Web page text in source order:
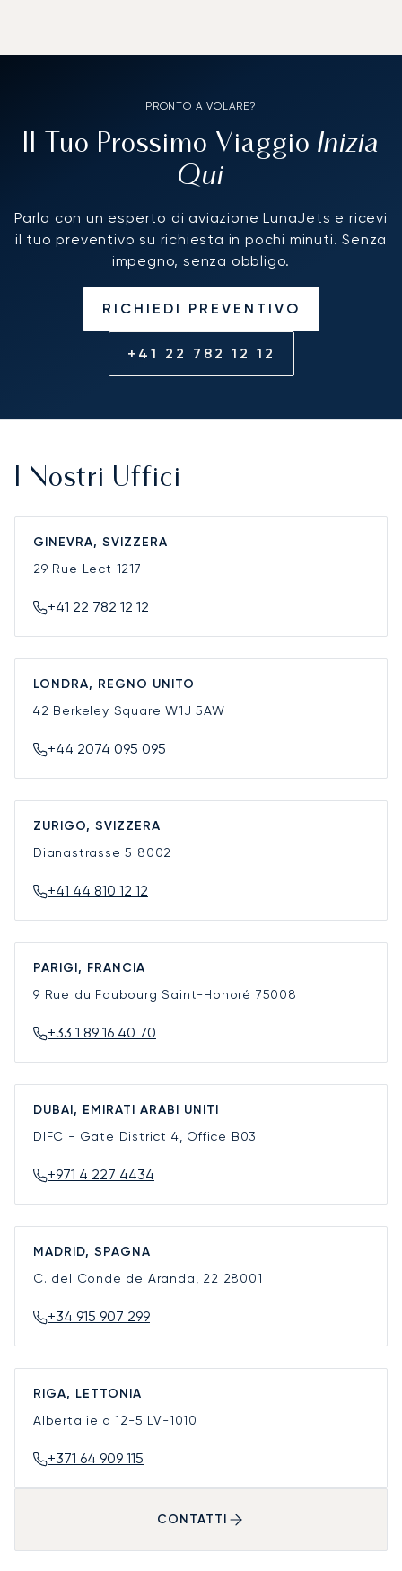
PRONTO A VOLARE?
Il Tuo Prossimo Viaggio Inizia
Qui
Parla con un esperto di aviazione LunaJets e ricevi
il tuo preventivo su richiesta in pochi minuti. Senza
impegno, senza obbligo.
RICHIEDI PREVENTIVO
+41 22 782 12 12
I Nostri Uffici
GINEVRA, SVIZZERA
29 Rue Lect 1217
+41 22 782 12 12
LONDRA, REGNO UNITO
42 Berkeley SquareW1J 5AW
+44 2074 095 095
ZURIGO, SVIZZERA
Dianastrasse 5 8002
+41 44 810 12 12
PARIGI, FRANCIA
9 Rue du Faubourg Saint-Honoré 75008
+33 1 89 16 40 70
DUBAI, EMIRATI ARABI UNITI
DIFC - Gate District 4, Office B03
+971 4 227 4434
MADRID, SPAGNA
C. del Conde de Aranda, 22 28001
+34 915 907 299
RIGA, LETTONIA
Alberta iela 12-5 LV-1010
+371 64 909 115
CONTATTI